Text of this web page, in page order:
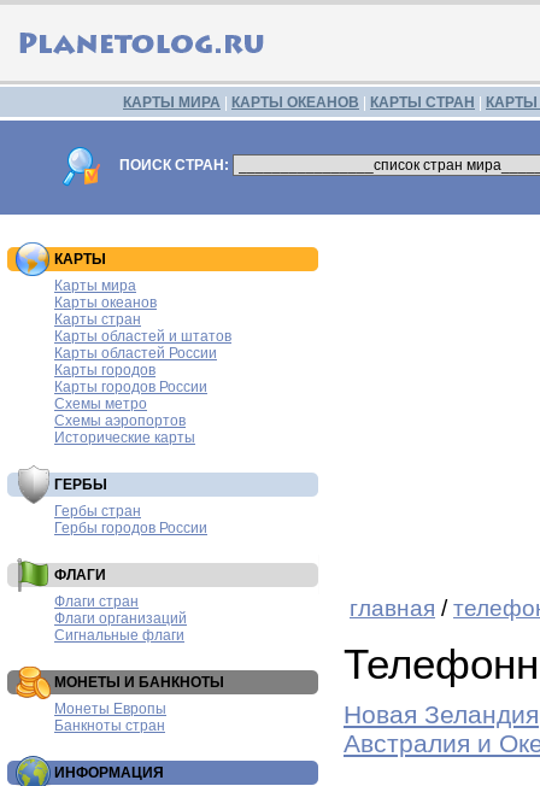
КАРТЫ МИРА КАРТЫ ОКЕАНОВ КАРТЫ СТРАН
ПОИСК СТРАН:
КАРТЫ
Карты мира
Карты океанов
Карты стран
Карты областей и штатов
Карты областей России
Карты городов
Карты городов России
Схемы метро
Схемы аэропортов
Исторические карты
ГЕРБЫ
Гербы стран
Гербы городов России
ФЛАГИ
Флаги стран
Флаги организаций
Сигнальные флаги
МОНЕТЫ И БАНКНОТЫ
Монеты Европы
Банкноты стран
ИНФОРМАЦИЯ
главная /
Новая Зеландия
Австралия и